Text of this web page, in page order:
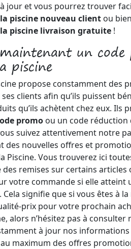
jour et vous pourrez trouver
piscine nouveau client ou
piscine livraison gratuite !
un
piscine
propose constamment des
clients afin qu’ils puissent
qu’ils achètent chez eux. Ils
promo ou un code réduction
suivez attentivement notre
des nouvelles offres et
Piscine. Vous trouverez ici
des remises sur certains articles
votre commande si elle atteint
signifie que si vous êtes à
prix pour votre prochain
alors n’hésitez pas à consulter
à jour nos informations
maximum des offres